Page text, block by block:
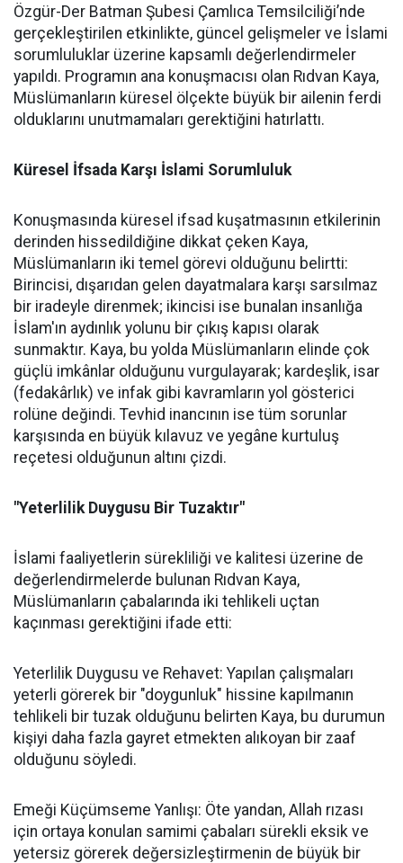
Özgür-Der Batman Şubesi Çamlıca Temsilciliği’nde
gerçekleştirilen etkinlikte, güncel gelişmeler ve İslami
sorumluluklar üzerine kapsamlı değerlendirmeler
yapıldı. Programın ana konuşmacısı olan Rıdvan Kaya,
Müslümanların küresel ölçekte büyük bir ailenin ferdi
olduklarını unutmamaları gerektiğini hatırlattı.
Küresel İfsada Karşı İslami Sorumluluk
Konuşmasında küresel ifsad kuşatmasının etkilerinin
derinden hissedildiğine dikkat çeken Kaya,
Müslümanların iki temel görevi olduğunu belirtti:
Birincisi, dışarıdan gelen dayatmalara karşı sarsılmaz
bir iradeyle direnmek; ikincisi ise bunalan insanlığa
İslam'ın aydınlık yolunu bir çıkış kapısı olarak
sunmaktır. Kaya, bu yolda Müslümanların elinde çok
güçlü imkânlar olduğunu vurgulayarak; kardeşlik, isar
(fedakârlık) ve infak gibi kavramların yol gösterici
rolüne değindi. Tevhid inancının ise tüm sorunlar
karşısında en büyük kılavuz ve yegâne kurtuluş
reçetesi olduğunun altını çizdi.
"Yeterlilik Duygusu Bir Tuzaktır"
İslami faaliyetlerin sürekliliği ve kalitesi üzerine de
değerlendirmelerde bulunan Rıdvan Kaya,
Müslümanların çabalarında iki tehlikeli uçtan
kaçınması gerektiğini ifade etti:
Yeterlilik Duygusu ve Rehavet: Yapılan çalışmaları
yeterli görerek bir "doygunluk" hissine kapılmanın
tehlikeli bir tuzak olduğunu belirten Kaya, bu durumun
kişiyi daha fazla gayret etmekten alıkoyan bir zaaf
olduğunu söyledi.
Emeği Küçümseme Yanlışı: Öte yandan, Allah rızası
için ortaya konulan samimi çabaları sürekli eksik ve
yetersiz görerek değersizleştirmenin de büyük bir